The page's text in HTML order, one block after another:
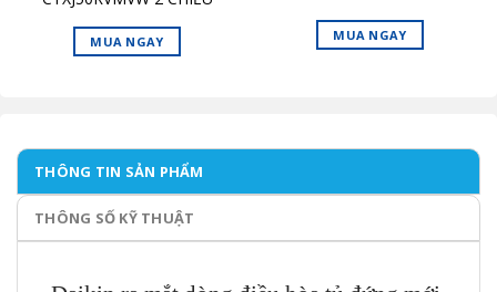
MUA NGAY MUA NGAY
THÔNG TIN SẢN PHẨM
THÔNG SỐ KỸ THUẬT